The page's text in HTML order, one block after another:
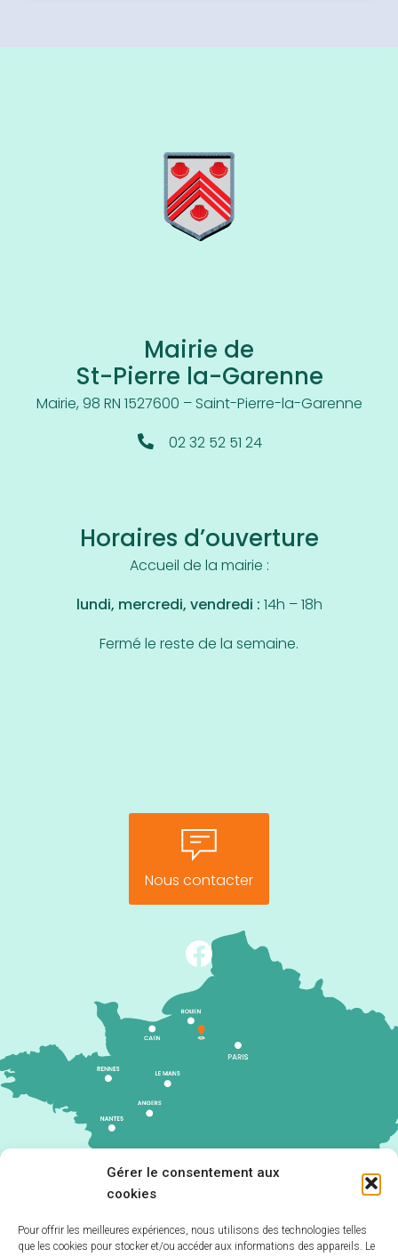
Gérer le consentement aux
cookies
Pour offrir les meilleures expériences, nous utilisons des technologies telles
que les cookies pour stocker et/ou accéder aux informations des appareils. Le
Mairie de
St-Pierre la-Garenne
Mairie, 98 RN 1527600 – Saint-Pierre-la-Garenne
02 32 52 51 24
Horaires d’ouverture
Accueil de la mairie :
lundi, mercredi, vendredi : 14h – 18h
Fermé le reste de la semaine.
Nous contacter